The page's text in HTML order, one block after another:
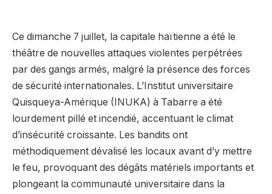
Ce dimanche 7 juillet, la capitale haïtienne a été le
théâtre de nouvelles attaques violentes perpétrées
par des gangs armés, malgré la présence des forces
de sécurité internationales. L’Institut universitaire
Quisqueya-Amérique (INUKA) à Tabarre a été
lourdement pillé et incendié, accentuant le climat
d’insécurité croissante. Les bandits ont
méthodiquement dévalisé les locaux avant d’y mettre
le feu, provoquant des dégâts matériels importants et
plongeant la communauté universitaire dans la